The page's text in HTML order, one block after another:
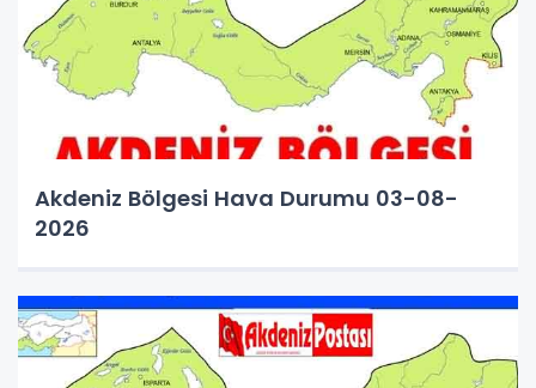
Akdeniz Bölgesi Hava Durumu 03-08-
2026